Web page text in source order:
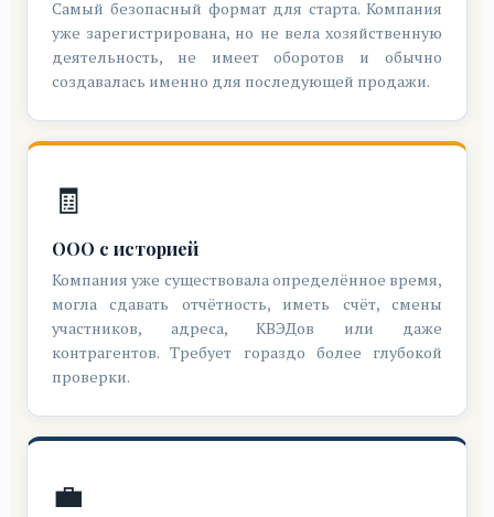
Самый безопасный формат для старта. Компания
уже зарегистрирована, но не вела хозяйственную
деятельность, не имеет оборотов и обычно
создавалась именно для последующей продажи.
🧾
ООО с историей
Компания уже существовала определённое время,
могла сдавать отчётность, иметь счёт, смены
участников, адреса, КВЭДов или даже
контрагентов. Требует гораздо более глубокой
проверки.
💼